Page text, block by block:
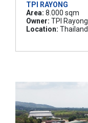
TPI RAYONG
Area: 8.000 sqm
Owner: TPI Rayong
Location: Thailand